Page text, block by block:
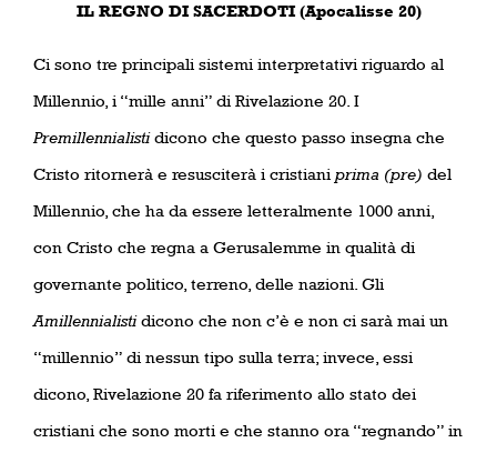
IL REGNO DI SACERDOTI (Apocalisse 20)
Ci sono tre principali sistemi interpretativi riguardo al
Millennio, i “mille anni” di Rivelazione 20. I
Premillennialistidicono che questo passo insegna che
Cristo ritornerà e resusciterà i cristiani prima (pre) del
Millennio, che ha da essere letteralmente 1000 anni,
con Cristo che regna a Gerusalemme in qualità di
governante politico, terreno, delle nazioni. Gli
Amillennialistidicono che non c’è e non ci sarà mai un
“millennio” di nessun tipo sulla terra; invece, essi
dicono, Rivelazione 20 fa riferimento allo stato dei
cristiani che sono morti e che stanno ora “regnando” in